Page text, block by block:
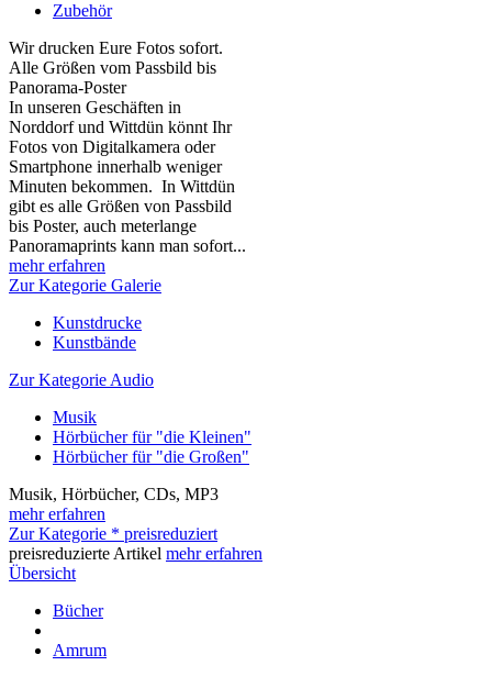
Zubehör
Wir drucken Eure Fotos sofort.
Alle Größen vom Passbild bis
Panorama-Poster
In unseren Geschäften in
Norddorf und Wittdün könnt Ihr
Fotos von Digitalkamera oder
Smartphone innerhalb weniger
Minuten bekommen. In Wittdün
gibt es alle Größen von Passbild
bis Poster, auch meterlange
Panoramaprints kann man sofort...
mehr erfahren
Zur Kategorie Galerie
Kunstdrucke
Kunstbände
Zur Kategorie Audio
Musik
Hörbücher für "die Kleinen"
Hörbücher für "die Großen"
Musik, Hörbücher, CDs, MP3
mehr erfahren
Zur Kategorie * preisreduziert
preisreduzierte Artikel mehr erfahren
Übersicht
Bücher
Amrum